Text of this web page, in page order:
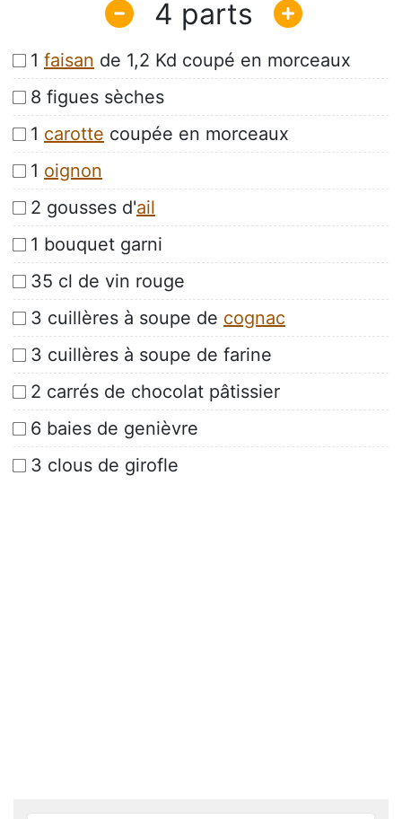
4
1 faisan de 1,2 Kd coupé en morceaux
8 figues sèches
1 carotte coupée en morceaux
1 oignon
2 gousses d'ail
1 bouquet garni
35 cl de vin rouge
3 cuillères à soupe de cognac
3 cuillères à soupe de farine
2 carrés de chocolat pâtissier
6 baies de genièvre
3 clous de girofle